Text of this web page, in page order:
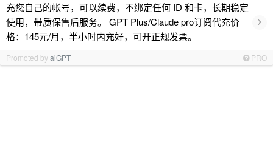
充您自己的帐号，可以续费，不绑定任何 ID 和卡，长期稳定
使用，带质保售后服务。 GPT Plus/Claude pro订阅代充价
格：145元/月，半小时内充好，可开正规发票。
›
Promoted byaiGPT PRO